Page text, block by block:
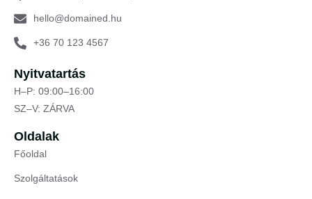
hello@domained.hu
+36 70 123 4567
Nyitvatartás
H–P: 09:00–16:00
SZ–V: ZÁRVA
Oldalak
Főoldal
Szolgáltatások